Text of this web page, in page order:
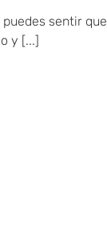
sentir que
y [...]